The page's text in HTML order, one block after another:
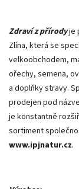
Zdraví z přírodyje
Zlína, která se
velkoobchodem,
ořechy, semena,
a doplňky stravy.
prodejen pod
je konstantně
sortiment
www.ipjnatur.cz.